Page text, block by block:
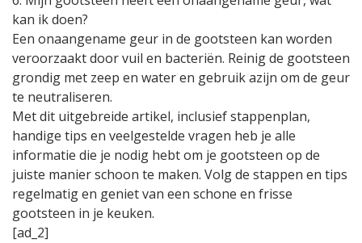
kan ik doen?
Een onaangename geur in de gootsteen kan worden
veroorzaakt door vuil en bacteriën. Reinig de gootsteen
grondig met zeep en water en gebruik azijn om de geur
te neutraliseren.
Met dit uitgebreide artikel, inclusief stappenplan,
handige tips en veelgestelde vragen heb je alle
informatie die je nodig hebt om je gootsteen op de
juiste manier schoon te maken. Volg de stappen en tips
regelmatig en geniet van een schone en frisse
gootsteen in je keuken.
[ad_2]